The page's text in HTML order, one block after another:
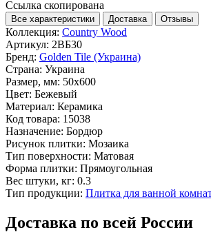
Ссылка скопирована
Все характеристики Доставка Отзывы
Коллекция: Country Wood
Артикул: 2ВБ30
Бренд: Golden Tile (Украина)
Страна: Украина
Размер, мм: 50x600
Цвет: Бежевый
Материал: Керамика
Код товара: 15038
Назначение: Бордюр
Рисунок плитки: Мозаика
Тип поверхности: Матовая
Форма плитки: Прямоугольная
Вес штуки, кг: 0.3
Тип продукции: Плитка для ванной
Доставка по всей России